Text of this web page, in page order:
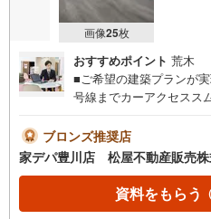
画像25枚
おすすめポイント 荒木
■ご希望の建築プランが
号線までカーアクセス
が近く子育て環境良好●
●・豊橋市・豊川市・知
エリア・遠州エリアの物
建、中古戸建、中古マ
合わせてご提案いたし
ブロンズ推奨店
家デパ豊川店 松屋不動産販売
資料をもらう